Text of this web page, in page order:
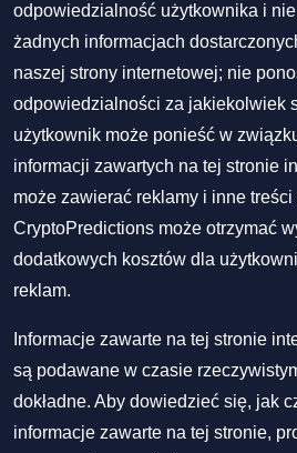
odpowiedzialność użytkownika i
żadnych informacjach
naszej strony internetowej; nie
odpowiedzialności za jakiekolwiek
użytkownik może ponieść w
informacji zawartych na tej stronie
może zawierać reklamy i inne
CryptoPredictions może otrzymać
dodatkowych kosztów dla
reklam.
Informacje zawarte na tej stronie
są podawane w czasie
dokładne. Aby dowiedzieć się, jak
informacje zawarte na tej stronie,